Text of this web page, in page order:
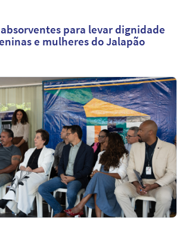
para levar dignidade
e mulheres do Jalapão